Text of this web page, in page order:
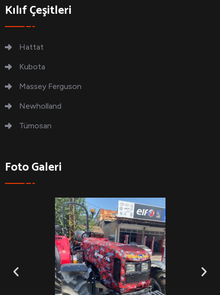
Kılıf Çeşitleri
Hattat
Kubota
Massey Ferguson
Newholland
Tümosan
Foto Galeri